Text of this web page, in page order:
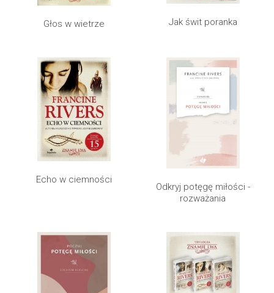
Głos w wietrze Jak świt poranka
Echo w ciemności
Odkryj potęgę miłości -
rozważania